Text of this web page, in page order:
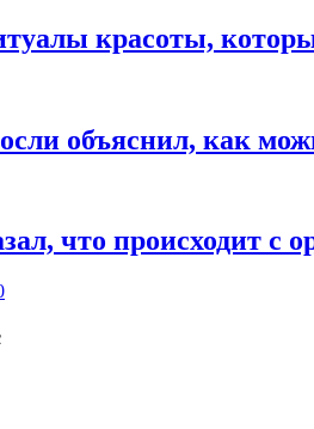
красоты,
объяснил, как
что происходит с